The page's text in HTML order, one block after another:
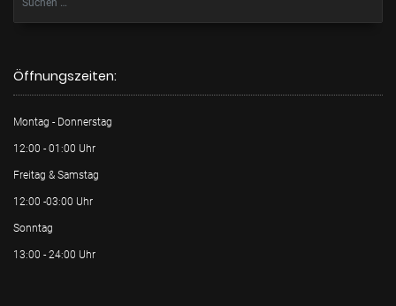
Öffnungszeiten:
Montag - Donnerstag
12:00 - 01:00 Uhr
Freitag & Samstag
12:00 -03:00 Uhr
Sonntag
13:00 - 24:00 Uhr